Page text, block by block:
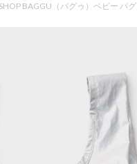
BAGGU（バグゥ）ベビー バ